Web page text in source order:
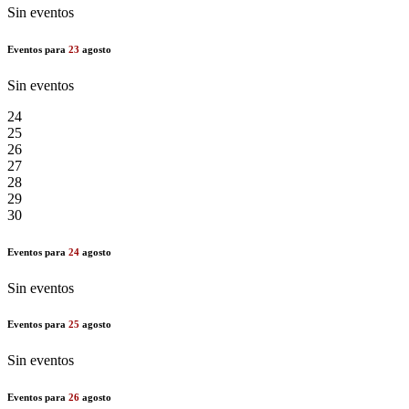
Sin eventos
Eventos para 23 agosto
Sin eventos
24
25
26
27
28
29
30
Eventos para 24 agosto
Sin eventos
Eventos para 25 agosto
Sin eventos
Eventos para 26 agosto